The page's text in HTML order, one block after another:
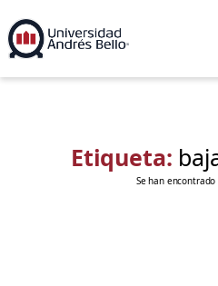
Etiqueta:
Se han